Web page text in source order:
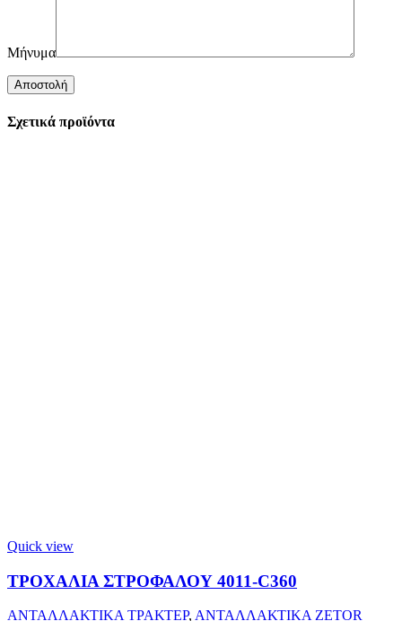
Μήνυμα
Σχετικά προϊόντα
Quick view
ΤΡΟΧΑΛΙΑ ΣΤΡΟΦΑΛΟΥ 4011-C360
ΑΝΤΑΛΛΑΚΤΙΚΑ ΤΡΑΚΤΕΡ, ΑΝΤΑΛΛΑΚΤΙΚΑ ZETOR